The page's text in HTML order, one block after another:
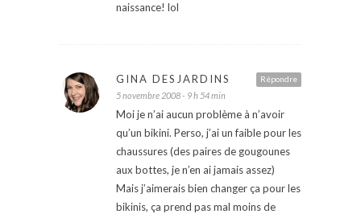
naissance! lol
Répondre
GINA DESJARDINS
5 novembre 2008 - 9 h 54 min
Moi je n’ai aucun problème à n’avoir
qu’un bikini. Perso, j’ai un faible pour les
chaussures (des paires de gougounes
aux bottes, je n’en ai jamais assez)
Mais j’aimerais bien changer ça pour les
bikinis, ça prend pas mal moins de